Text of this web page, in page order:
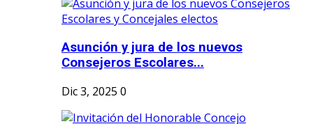
Asunción y jura de los nuevos
Consejeros Escolares...
Dic 3, 2025 0